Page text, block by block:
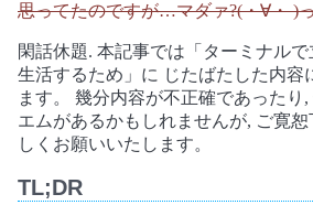
思ってたのですが…マダァ?(・∀・
閑話休題. 本記事では「ターミナルで
生活するため」に じたばたした内容
ます。 幾分内容が不正確であったり
エムがあるかもしれませんが, ご寛
しくお願いいたします。
TL;DR